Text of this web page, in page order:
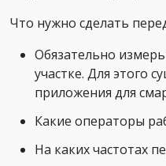
Что нужно сделать
Обязательно
участке. Для этого
приложения для
Какие операторы
На каких частотах